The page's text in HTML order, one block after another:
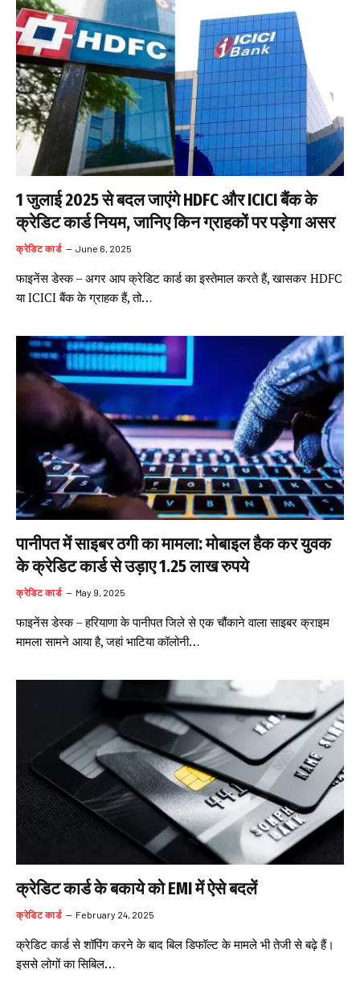
1 जुलाई 2025 से बदल जाएंगे HDFC और ICICI बैंक के
क्रेडिट कार्ड नियम, जानिए किन ग्राहकों पर पड़ेगा असर
क्रेडिट कार्ड June 6, 2025
फाइनेंस डेस्क – अगर आप क्रेडिट कार्ड का इस्तेमाल करते हैं, खासकर HDFC
या ICICI बैंक के ग्राहक हैं, तो…
पानीपत में साइबर ठगी का मामला: मोबाइल हैक कर युवक
के क्रेडिट कार्ड से उड़ाए 1.25 लाख रुपये
क्रेडिट कार्ड May 9, 2025
फाइनेंस डेस्क – हरियाणा के पानीपत जिले से एक चौंकाने वाला साइबर क्राइम
मामला सामने आया है, जहां भाटिया कॉलोनी…
क्रेडिट कार्ड के बकाये को EMI में ऐसे बदलें
क्रेडिट कार्ड February 24, 2025
क्रेडिट कार्ड से शॉपिंग करने के बाद बिल डिफॉल्ट के मामले भी तेजी से बढ़े हैं।
इससे लोगों का सिबिल…